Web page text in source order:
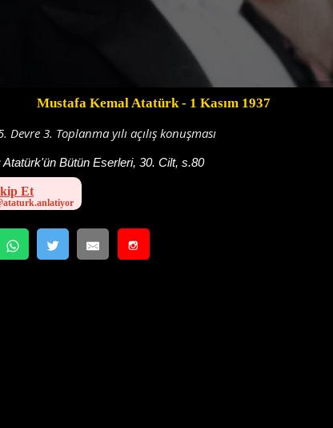
Mustafa Kemal Atatürk- 1 Kasım 1937
Devre 3. Toplanma yılı açılış konuşması
Atatürk'ün Bütün Eserleri, 30. Cilt, s.80
Et